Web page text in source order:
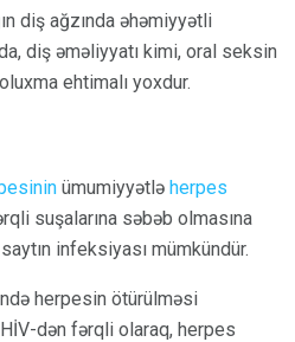
diş ağzında əhəmiyyətli
diş əməliyyatı kimi, oral seksin
ehtimalı yoxdur.
ümumiyyətlə herpes
suşalarına səbəb olmasına
infeksiyası mümkündür.
herpesin ötürülməsi
dən fərqli olaraq, herpes